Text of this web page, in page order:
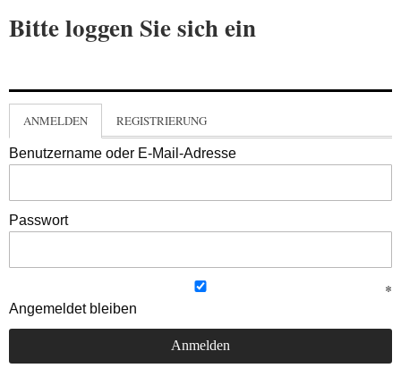
Bitte loggen Sie sich ein
ANMELDEN REGISTRIERUNG
Benutzername oder E-Mail-Adresse
Passwort
Angemeldet bleiben